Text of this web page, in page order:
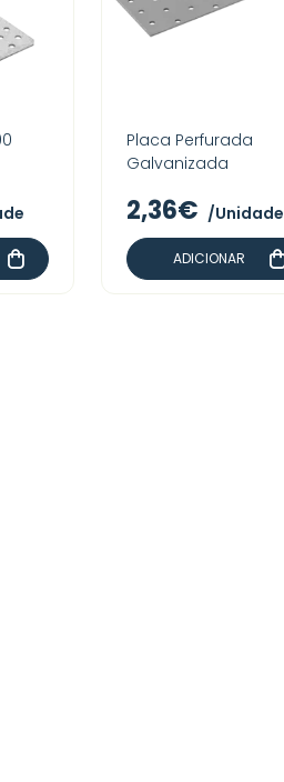
Placa Perfurada
Galvanizada
2,36€ /Unidade
ADICIONAR